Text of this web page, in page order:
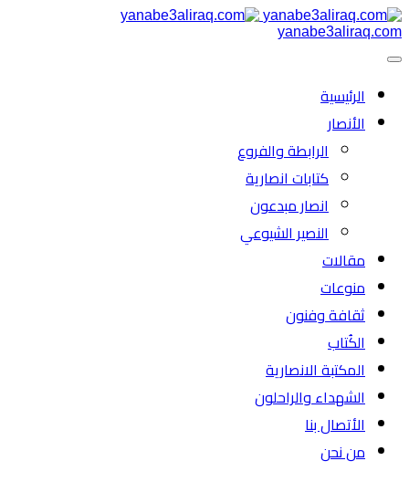
yanabe3aliraq.com
الرئیسية
الأنصار
الرابطة والفروع
كتابات انصارية
انصار مبدعون
النصیر الشیوعي
مقالات
منوعات
ثقافة وفنون
الكُتاب
المكتبة الانصارية
الشهداء والراحلون
الأتصال بنا
من نحن